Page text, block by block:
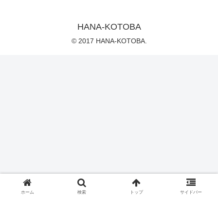
HANA-KOTOBA
© 2017 HANA-KOTOBA.
ホーム 検索 トップ サイドバー